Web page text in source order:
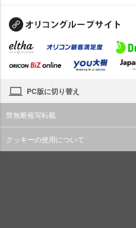
PC版に切り替え
禁無断複写転載
クッキーの使用について